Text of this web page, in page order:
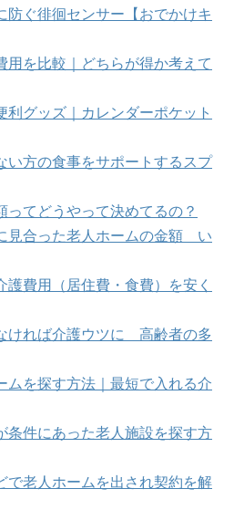
防ぐ徘徊センサー【おでかけキ
用を比較｜どちらが得か考えて
利グッズ｜カレンダーポケット
い方の食事をサポートするスプ
ってどうやって決めてるの？
見合った老人ホームの金額 い
費用（居住費・食費）を安く
ければ介護ウツに 高齢者の多
ムを探す方法｜最短で入れる介
条件にあった老人施設を探す方
で老人ホームを出され契約を解